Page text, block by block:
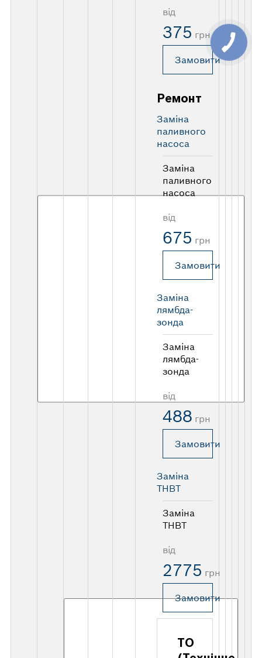
від
375 грн
Замовити
Ремонт
Заміна
паливного
насоса
Заміна
паливного
насоса
від
675 грн
Замовити
Заміна
лямбда-
зонда
Заміна
лямбда-
зонда
від
488 грн
Замовити
Заміна
ТНВТ
Заміна
ТНВТ
від
2775 грн
Замовити
ТО